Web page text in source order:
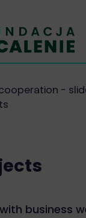
-
business